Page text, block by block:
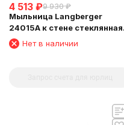
4 513 ₽9 930 ₽
Мыльница Langberger
24015A к стене стеклянная
овальная
Нет в наличии